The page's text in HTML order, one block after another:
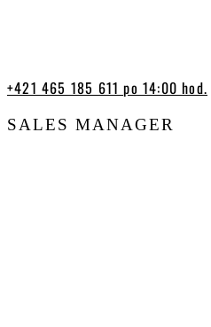
+421 465 185 611 po 14:00 hod.
SALES MANAGER